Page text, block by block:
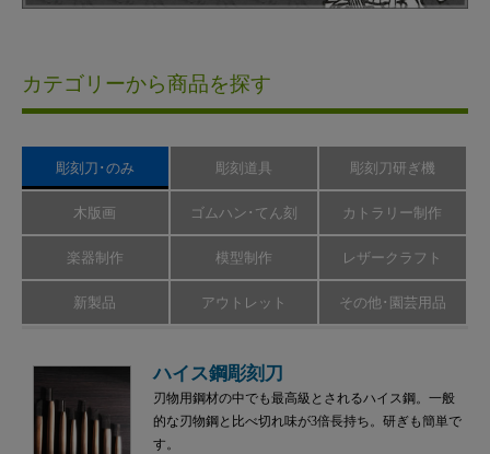
カテゴリーから商品を探す
彫刻刀･のみ 彫刻道具 彫刻刀研ぎ機
木版画 ゴムハン･てん刻 カトラリー制作
楽器制作 模型制作 レザークラフト
新製品 アウトレット その他･園芸用品
ハイス鋼彫刻刀
刃物用鋼材の中でも最高級とされるハイス鋼。一般
的な刃物鋼と比べ切れ味が3倍長持ち。研ぎも簡単で
す。